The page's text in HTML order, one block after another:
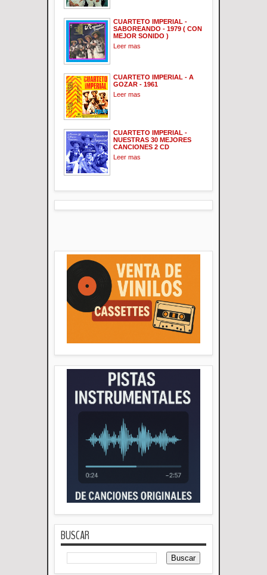
CUARTETO IMPERIAL -
SABOREANDO - 1979 ( CON
MEJOR SONIDO )
Leer mas
CUARTETO IMPERIAL - A
GOZAR - 1961
Leer mas
CUARTETO IMPERIAL -
NUESTRAS 30 MEJORES
CANCIONES 2 CD
Leer mas
BUSCAR